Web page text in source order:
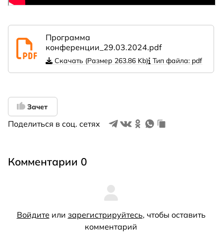
Программа
конференции_29.03.2024.pdf
Скачать (Размер 263.86 Kb) Тип файла: pdf
Зачет
Поделиться в соц. сетях
Комментарии 0
Войдите или зарегистрируйтесь, чтобы оставить
комментарий